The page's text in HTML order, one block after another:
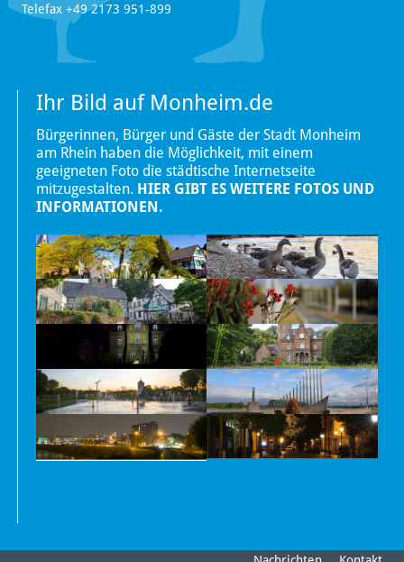
Telefax +49 2173 951-899
Ihr Bild auf Monheim.de
Bürgerinnen, Bürger und Gäste der Stadt Monheim
am Rhein haben die Möglichkeit, mit einem
geeigneten Foto die städtische Internetseite
mitzugestalten. HIER GIBT ES WEITERE FOTOS UND
INFORMATIONEN.